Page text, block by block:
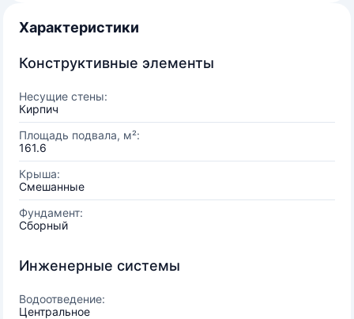
Характеристики
Конструктивные элементы
Несущие стены:
Кирпич
Площадь подвала, м²:
161.6
Крыша:
Смешанные
Фундамент:
Сборный
Инженерные системы
Водоотведение:
Центральное